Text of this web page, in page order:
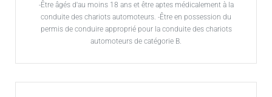
-Être âgés d'au moins 18 ans et être aptes médicalement à la
conduite des chariots automoteurs. -Être en possession du
permis de conduire approprié pour la conduite des chariots
automoteurs de catégorie B.